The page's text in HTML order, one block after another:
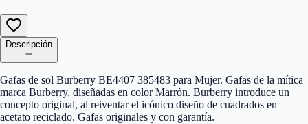
Descripción
Gafas de sol Burberry BE4407 385483 para Mujer. Gafas de la mítica
marca Burberry, diseñadas en color Marrón. Burberry introduce un
concepto original, al reiventar el icónico diseño de cuadrados en
acetato reciclado. Gafas originales y con garantía.